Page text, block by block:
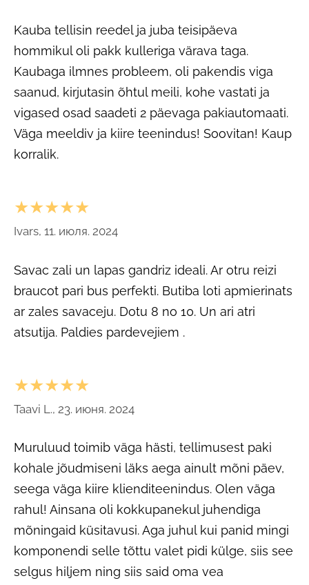
Kauba tellisin reedel ja juba teisipäeva
hommikul oli pakk kulleriga värava taga.
Kaubaga ilmnes probleem, oli pakendis viga
saanud, kirjutasin õhtul meili, kohe vastati ja
vigased osad saadeti 2 päevaga pakiautomaati.
Väga meeldiv ja kiire teenindus! Soovitan! Kaup
korralik.
★★★★★
Ivars, 11. июля. 2024
Savac zali un lapas gandriz ideali. Ar otru reizi
braucot pari bus perfekti. Butiba loti apmierinats
ar zales savaceju. Dotu 8 no 10. Un ari atri
atsutija. Paldies pardevejiem .
★★★★★
Taavi L., 23. июня. 2024
Muruluud toimib väga hästi, tellimusest paki
kohale jõudmiseni läks aega ainult mõni päev,
seega väga kiire klienditeenindus. Olen väga
rahul! Ainsana oli kokkupanekul juhendiga
mõningaid küsitavusi. Aga juhul kui panid mingi
komponendi selle tõttu valet pidi külge, siis see
selgus hiljem ning siis said oma vea